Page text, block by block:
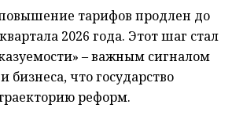
тарифов продлен до
2026 года. Этот шаг стал
– важным сигналом
бизнеса, что государство
реформ.